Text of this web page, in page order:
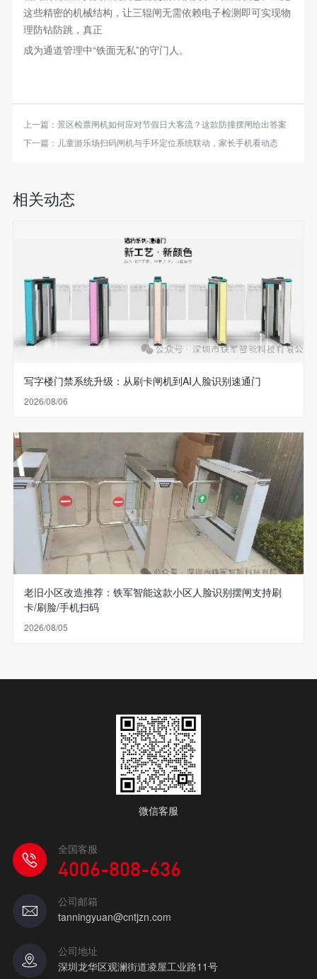
这些精密的机械结构，让三辊闸无需依赖电子检测即可实现物
理防钻防跳，真正
成为通道管理中“铁面无私”的守门人。
上一篇： 景区检票闸机如何应对节假日大客流？这款防撞摆闸给出答案
下一篇： 儿童游乐场扫码闸机与手环定位系统联动，家长手机看动态
相关动态
写字楼门禁系统升级：从刷卡闸机到AI人脸识别速通门
2026/08/06
老旧小区改造推荐：铁军智能这款小区人脸识别摆闸支持刷
卡/刷脸/手机扫码
2026/08/05
微信客服
全国客服
4006-808-636
公司邮箱
tanningyuan@cntjzn.com
公司地址
深圳龙华区观澜街道凌屋工业路11号